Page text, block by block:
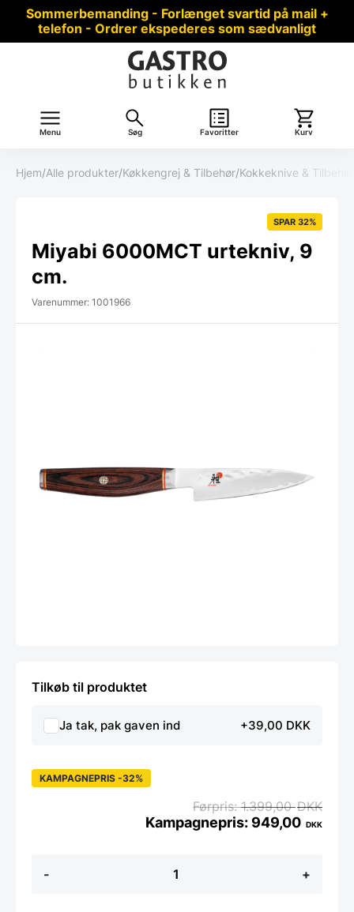
Sommerbemanding - Forlænget svartid på mail +
telefon - Ordrer ekspederes som sædvanligt
Menu Søg Favoritter Kurv
Hjem/Alle produkter/Køkkengrej & Tilbehør/Kokkeknive & Tilbehør
SPAR 32%
Miyabi 6000MCT urtekniv, 9
cm.
Varenummer: 1001966
Tilkøb til produktet
Ja tak, pak gaven ind +39,00 DKK
-
6000MCT
+
KAMPAGNEPRIS -32%
1.399,00DKK
949,00 DKK